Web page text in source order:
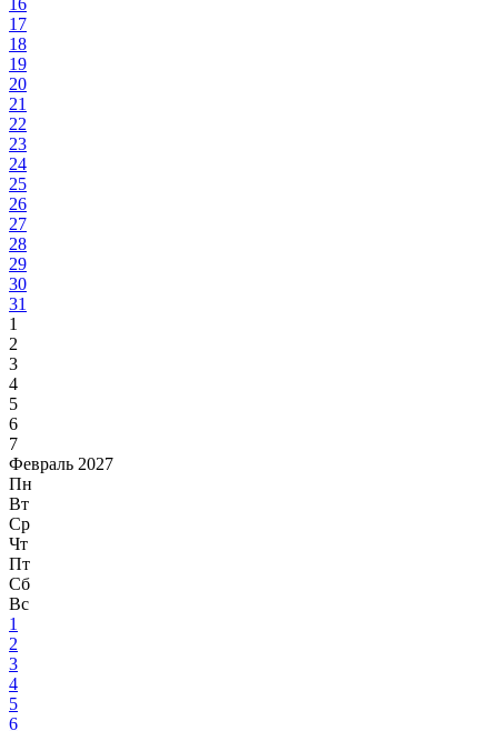
16
17
18
19
20
21
22
23
24
25
26
27
28
29
30
31
1
2
3
4
5
6
7
Февраль 2027
Пн
Вт
Ср
Чт
Пт
Сб
Вс
1
2
3
4
5
6